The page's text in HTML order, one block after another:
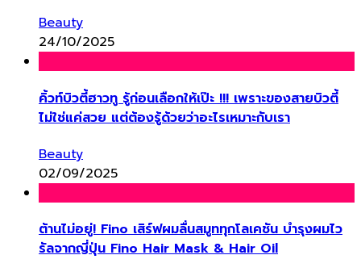
Beauty
24/10/2025
คิ้วท์บิวตี้ฮาวทู รู้ก่อนเลือกให้เป๊ะ !!! เพราะของสายบิวตี้
ไม่ใช่แค่สวย แต่ต้องรู้ด้วยว่าอะไรเหมาะกับเรา
Beauty
02/09/2025
ต้านไม่อยู่! Fino เสิร์ฟผมลื่นสมูททุกโลเคชัน บำรุงผมไว
รัลจากญี่ปุ่น Fino Hair Mask & Hair Oil